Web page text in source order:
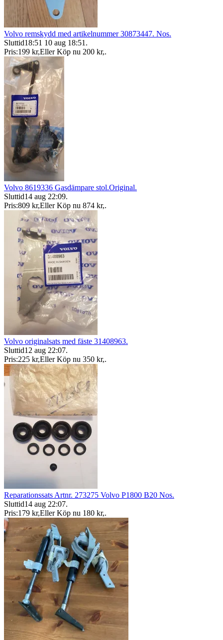
Volvo remskydd med artikelnummer 30873447. Nos.
Sluttid18:51 10 aug 18:51 .
Pris:199 kr,Eller Köp nu 200 kr,.
Volvo 8619336 Gasdämpare stol.Original.
Sluttid14 aug 22:09.
Pris:809 kr,Eller Köp nu 874 kr,.
Volvo originalsats med fäste 31408963.
Sluttid12 aug 22:07.
Pris:225 kr,Eller Köp nu 350 kr,.
Reparationssats Artnr. 273275 Volvo P1800 B20 Nos.
Sluttid14 aug 22:07.
Pris:179 kr,Eller Köp nu 180 kr,.